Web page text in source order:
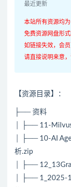
最近更新
本站所有资源均
免费资源网盘形
如链接失效，会
请直接说明来意
【资源目录】：
├── 资料
│ ├── 11-
│ ├── 10-AI
析.zip
│ ├──
│ ├── 1_2025-